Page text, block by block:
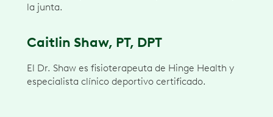
la junta.
Caitlin Shaw, PT, DPT
El Dr. Shaw es fisioterapeuta de Hinge Health y
especialista clínico deportivo certificado.